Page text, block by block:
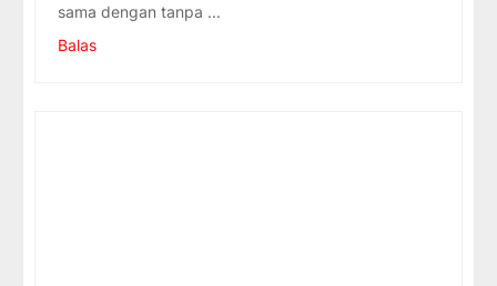
sama dengan tanpa ...
Balas